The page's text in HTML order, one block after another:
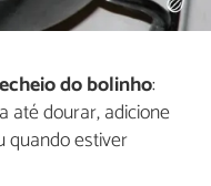
do bolinho:
até dourar, adicione
quando estiver